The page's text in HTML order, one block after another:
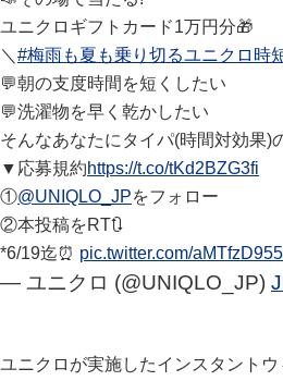
ユニクロギフトカード1万円分🎁
＼ #梅雨も夏も乗り切るユニクロ時
💬朝の支度時間を短くしたい
💬洗濯物を早く乾かしたい
そんなあなたにタイパ(時間対効果)
▼応募規約https://t.co/tKd2BZG3fi
①@UNIQLO_JPをフォロー
②本投稿をRT🔃
*6/19迄⏰ pic.twitter.com/
— ユニクロ (@UNIQLO_JP)
ユニクロが実施したインスタントウ